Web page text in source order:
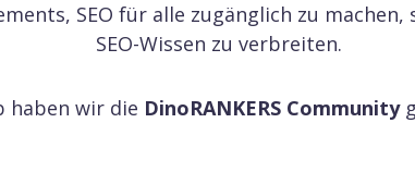
SEO für alle zugänglich zu
SEO-Wissen zu verbreiten.
haben wir die DinoRANKERS Community